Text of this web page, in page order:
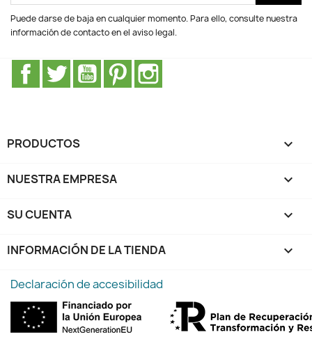
Puede darse de baja en cualquier momento. Para ello, consulte nuestra
información de contacto en el aviso legal.
Facebook
Twitter YouTubePinterest
PRODUCTOS 
NUESTRA EMPRESA 
SU CUENTA 
INFORMACIÓN DE LA TIENDA keyboard_arrow_down
Declaración de accesibilidad